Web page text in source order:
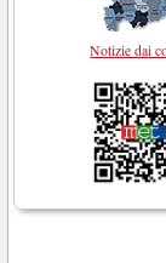
Notizie dai